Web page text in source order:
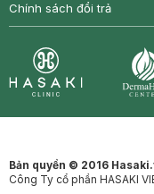
Chính sách đổi trả
Bản quyền © 2016
Công Ty cổ phần HASAKI